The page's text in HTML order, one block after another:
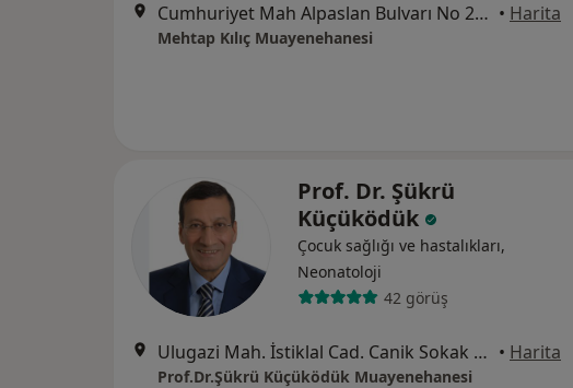
Cumhuriyet Mah Alpaslan Bulvarı No 26 Daire 5, Samsun • Harita
Mehtap Kılıç Muayenehanesi
Prof. Dr. Şükrü
Küçüködük
Çocuk sağlığı ve hastalıkları,
Neonatoloji
42 görüş
Ulugazi Mah. İstiklal Cad. Canik Sokak No: 8/8 (İlkadım Belediyesi Açık Otopark Karşısı), Samsun • Harita
Prof.Dr.Şükrü Küçüködük Muayenehanesi